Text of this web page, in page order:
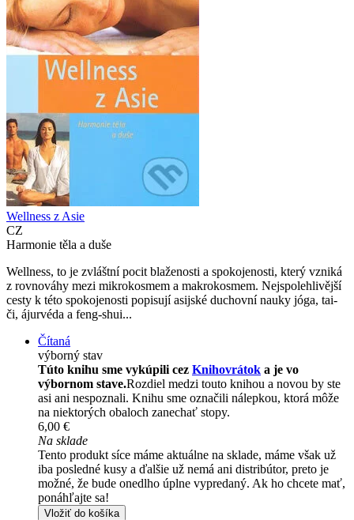
Wellness z Asie
CZ
Harmonie těla a duše
Wellness, to je zvláštní pocit blaženosti a spokojenosti, který vzniká
z rovnováhy mezi mikrokosmem a makrokosmem. Nejspolehlivější
cesty k této spokojenosti popisují asijské duchovní nauky jóga, tai-
či, ájurvéda a feng-shui...
Čítaná
výborný stav
Túto knihu sme vykúpili cez Knihovrátok a je vo
výbornom stave.Rozdiel medzi touto knihou a novou by ste
asi ani nespoznali. Knihu sme označili nálepkou, ktorá môže
na niektorých obaloch zanechať stopy.
6,00 €
Na sklade
Tento produkt síce máme aktuálne na sklade, máme však už
iba posledné kusy a ďalšie už nemá ani distribútor, preto je
možné, že bude onedlho úplne vypredaný. Ak ho chcete mať,
ponáhľajte sa!
Vložiť do košíka